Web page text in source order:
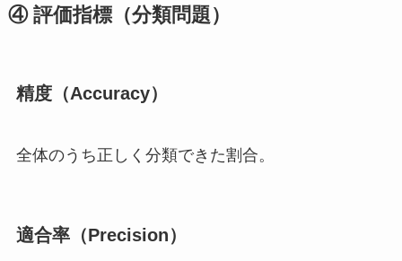
④ 評価指標（分類問題）
精度（Accuracy）
全体のうち正しく分類できた割合。
適合率（Precision）